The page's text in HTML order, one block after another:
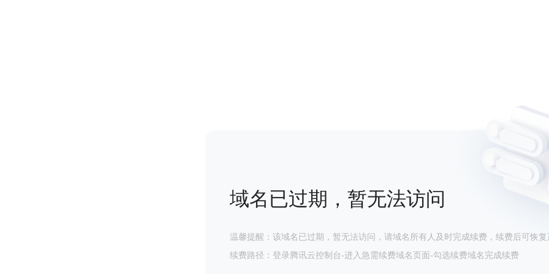
域名已过期，暂无法访问
温馨提醒：该域名已过期，暂无法访问，请域名所有人及时完成续费，续费后可恢复
续费路径：登录腾讯云控制台-进入急需续费域名页面-勾选续费域名完成续费